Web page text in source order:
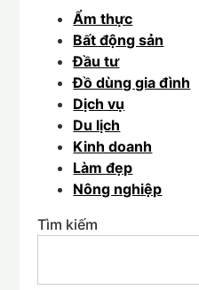
Ẩm thực
Bất động sản
Đầu tư
Đồ dùng gia đình
Dịch vụ
Du lịch
Kinh doanh
Làm đẹp
Nông nghiệp
Tìm kiếm